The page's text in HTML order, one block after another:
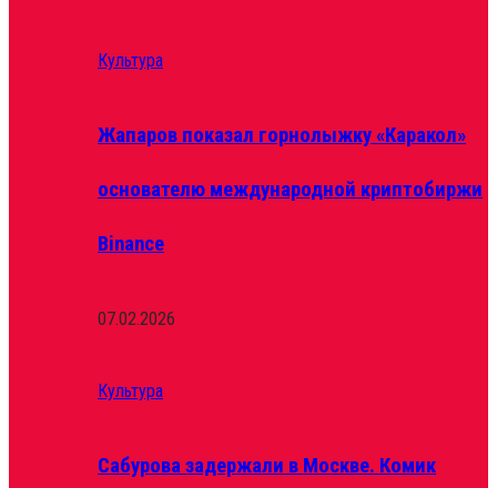
Культура
Жапаров показал горнолыжку «Каракол»
основателю международной криптобиржи
Binance
07.02.2026
Культура
Сабурова задержали в Москве. Комик